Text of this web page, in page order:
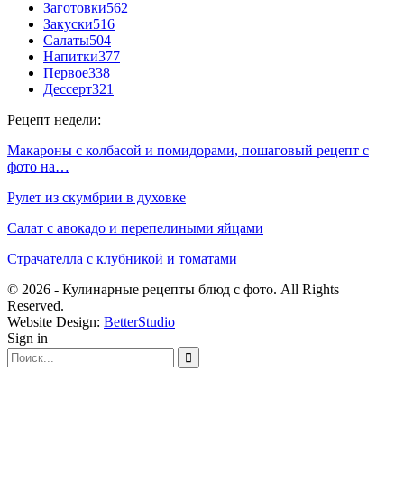
Заготовки562
Закуски516
Салаты504
Напитки377
Первое338
Дессерт321
Рецепт недели:
Макароны с колбасой и помидорами, пошаговый рецепт с
фото на…
Рулет из скумбрии в духовке
Салат с авокадо и перепелиными яйцами
Страчателла с клубникой и томатами
© 2026 - Кулинарные рецепты блюд с фото. All Rights
Reserved.
Website Design: BetterStudio
Sign in